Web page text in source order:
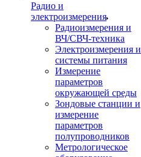
Радио и
электроизмерения
Радиоизмерения и
ВЧ/СВЧ-техника
Электроизмерения и
системы питания
Измерение
параметров
окружающей среды
Зондовые станции и
измерение
параметров
полупроводников
Метрологическое